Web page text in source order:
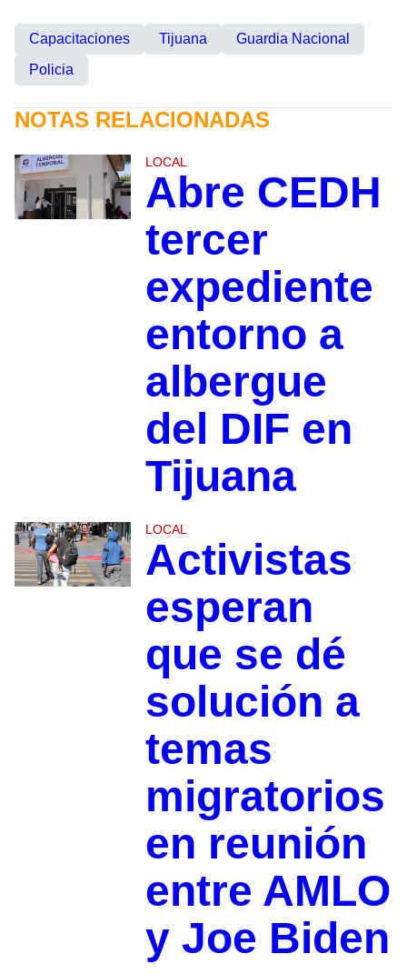
Capacitaciones Tijuana
Guardia Nacional
Policia
NOTAS RELACIONADAS
LOCAL
Abre CEDH
tercer
expediente
entorno a
albergue
del DIF en
Tijuana
LOCAL
Activistas
esperan
que se dé
solución a
temas
migratorios
en reunión
entre AMLO
y Joe Biden